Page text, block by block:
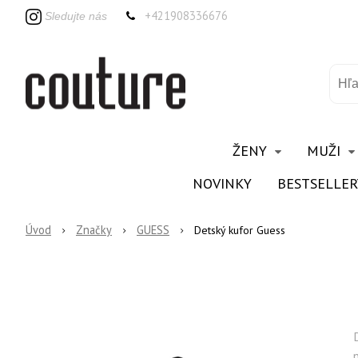
Sledujte nás +421908336676
ŽENY
MUŽI
NOVINKY
Úvod Značky GUESS Detský kufor Guess